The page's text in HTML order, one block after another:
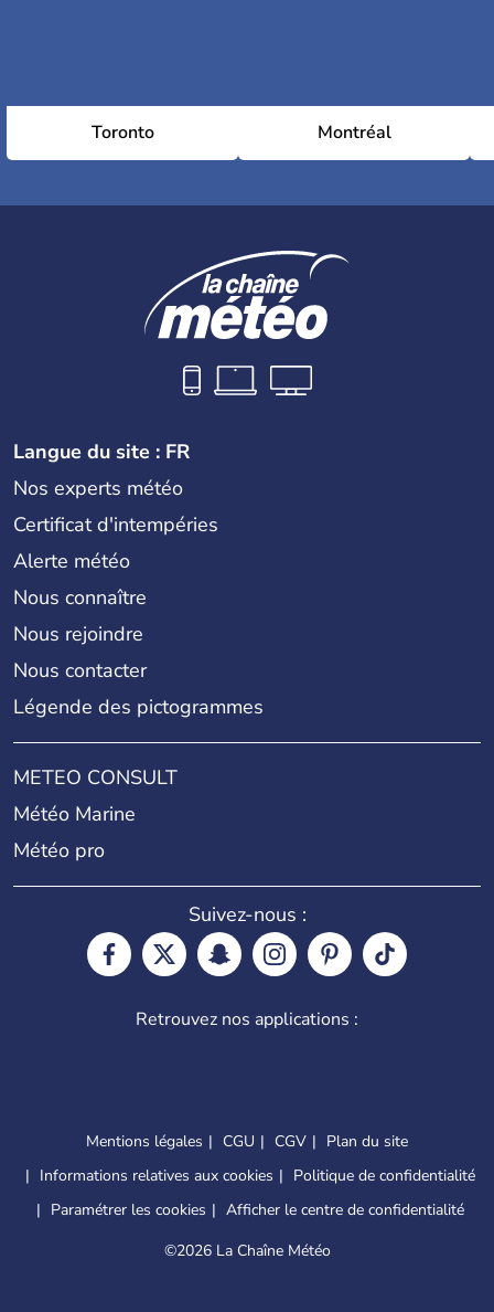
Toronto Montréal
Langue du site : FR
Nos experts météo
Certificat d'intempéries
Alerte météo
Nous connaître
Nous rejoindre
Nous contacter
Légende des pictogrammes
METEO CONSULT
Météo Marine
Météo pro
Suivez-nous :
Retrouvez nos applications :
Mentions légales CGU CGV
Plan du site
Informations relatives aux cookies
Politique de confidentialité
Paramétrer les cookies
Afficher le centre de confidentialité
©2026 La Chaîne Météo